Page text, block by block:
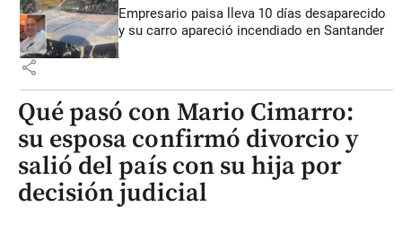
Empresario paisa lleva 10 días desaparecido
y su carro apareció incendiado en Santander
share
Qué pasó con Mario Cimarro:
su esposa confirmó divorcio y
salió del país con su hija por
decisión judicial